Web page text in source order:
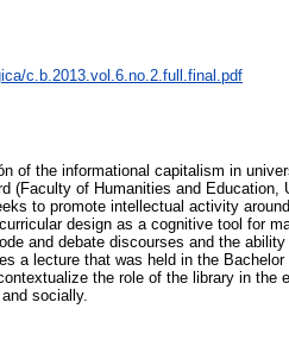
c.b.2013.vol.6.no.2.full.final.pdf
of the informational capitalism in
(Faculty of Humanities and Education,
to promote intellectual activity
design as a cognitive tool for
and debate discourses and the
a lecture that was held in the Bachelor
the role of the library in the
socially.